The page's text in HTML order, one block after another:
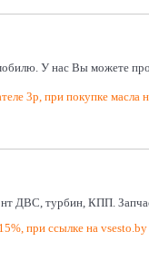
У нас Вы можете
3р, при покупке масла
ДВС, турбин, КПП.
при ссылке на vsesto.by